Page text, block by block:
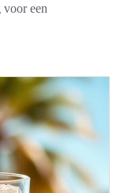
voor een